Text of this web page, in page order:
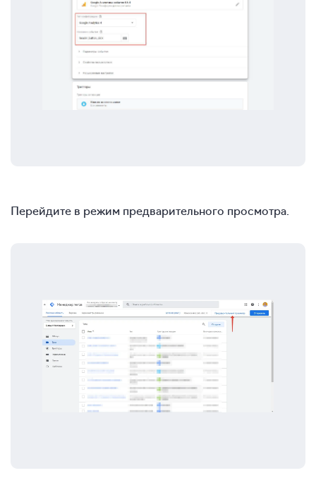
Перейдите в режим предварительного просмотра.